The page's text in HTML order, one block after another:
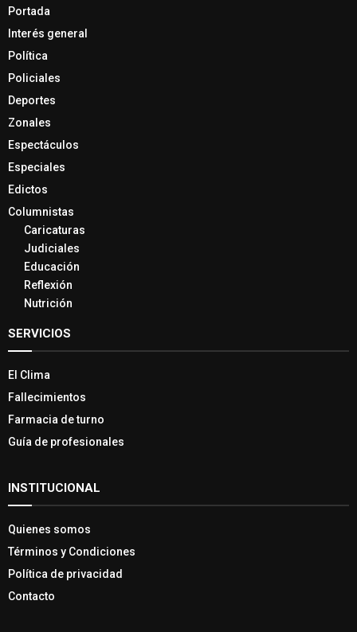
Portada
Interés general
Política
Policiales
Deportes
Zonales
Espectáculos
Especiales
Edictos
Columnistas
Caricaturas
Judiciales
Educación
Reflexión
Nutrición
SERVICIOS
El Clima
Fallecimientos
Farmacia de turno
Guía de profesionales
INSTITUCIONAL
Quienes somos
Términos y Condiciones
Política de privacidad
Contacto